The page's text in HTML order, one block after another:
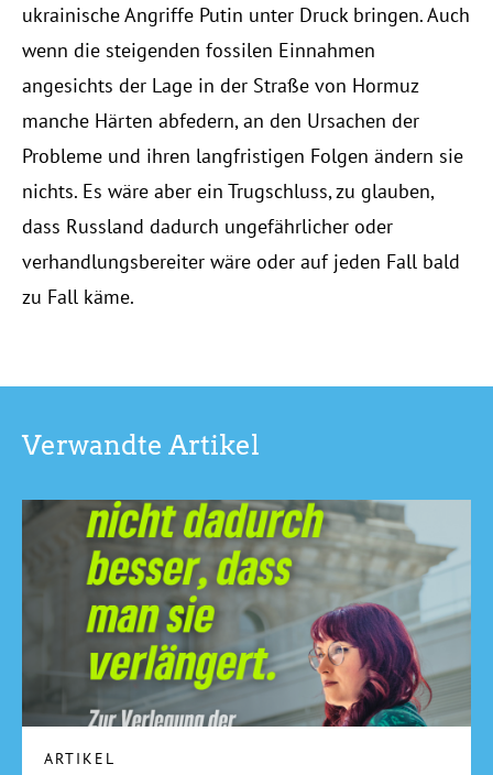
ukrainische Angriffe Putin unter Druck bringen. Auch
wenn die steigenden fossilen Einnahmen
angesichts der Lage in der Straße von Hormuz
manche Härten abfedern, an den Ursachen der
Probleme und ihren langfristigen Folgen ändern sie
nichts. Es wäre aber ein Trugschluss, zu glauben,
dass Russland dadurch ungefährlicher oder
verhandlungsbereiter wäre oder auf jeden Fall bald
zu Fall käme.
Verwandte Artikel
ARTIKEL